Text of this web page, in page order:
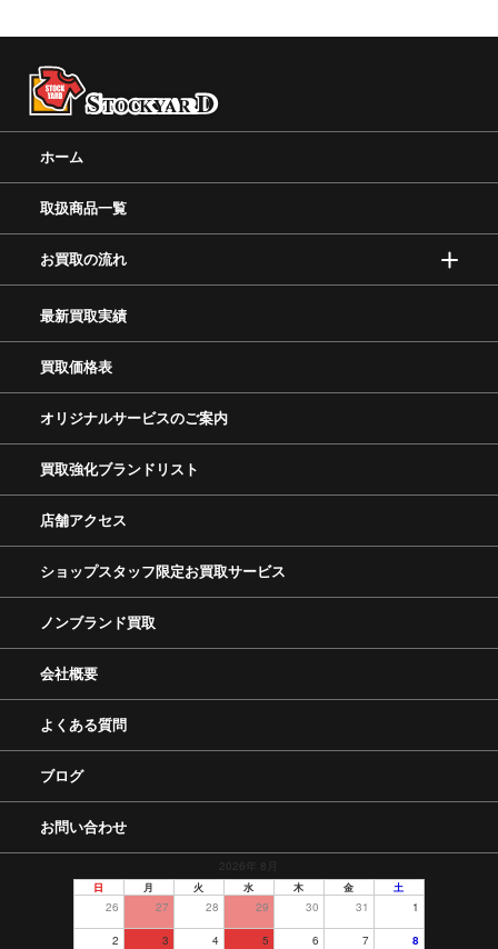
ホーム
取扱商品一覧
お買取の流れ
最新買取実績
買取価格表
オリジナルサービスのご案内
買取強化ブランドリスト
店舗アクセス
ショップスタッフ限定お買取サービス
ノンブランド買取
会社概要
よくある質問
ブログ
お問い合わせ
2026年 8月
日 月 火 水 木 金 土
26 27 28 29 30 31 1
2 3 4 5 6 7 8